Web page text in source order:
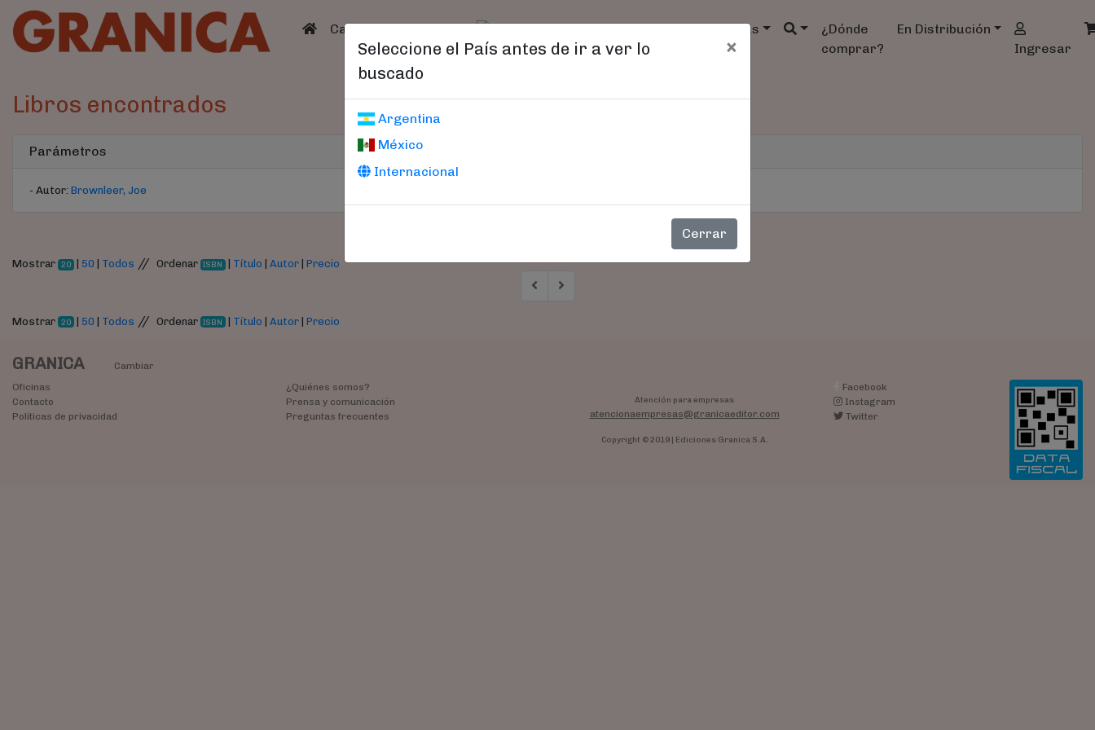
(current)
Catálogo Catálogo Agendas
¿Dónde
comprar?
En Distribución
Ingresar
Seleccione el País antes de ir a ver lo
buscado
×
Argentina
México
Internacional
Cerrar
Libros encontrados
Parámetros
- Autor: Brownleer, Joe
Mostrar 20 | 50 Todos // Ordenar ISBN Título |Autor |Precio
Mostrar 20 | 50 | Todos // Ordenar ISBN | Título |Autor |Precio
GRANICA
Cambiar
Oficinas
Contacto
Políticas de privacidad
¿Quiénes somos?
Prensa y comunicación
Preguntas frecuentes
Atención para empresas
atencionaempresas@granicaeditor.com
Copyright © 2019 | Ediciones Granica S.A.
Facebook
Instagram
Twitter